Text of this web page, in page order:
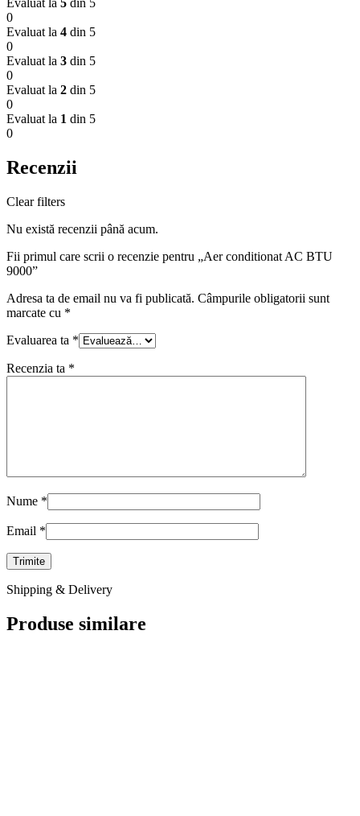
0
Evaluat la 4 din 5
0
Evaluat la 3 din 5
0
Evaluat la 2 din 5
0
Evaluat la 1 din 5
0
Recenzii
Clear filters
Nu există recenzii până acum.
Fii primul care scrii o recenzie pentru „Aer conditionat AC BTU
9000”
Adresa ta de email nu va fi publicată. Câmpurile obligatorii sunt
marcate cu *
Evaluarea ta *
Recenzia ta *
Nume *
Email *
Shipping & Delivery
Produse similare